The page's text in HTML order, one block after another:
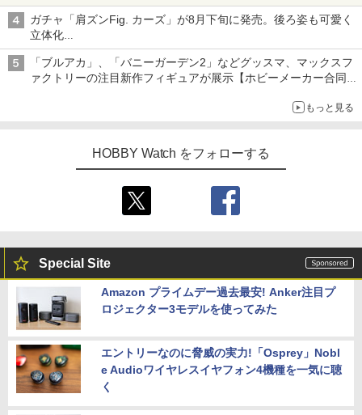
子どもが楽しめるかっぱ寿司ならではの体験とコラボの楽しさを
追求
ガチャ「肩ズンFig. カーズ」が8月下旬に発売。後ろ姿も可愛く
立体化
ライトニング・マックィーンやメーターなど4種がラインナップ
「ブルアカ」、「バニーガーデン2」などグッスマ、マックスフ
ァクトリーの注目新作フィギュアが展示【ホビーメーカー合同展
もっと見る
HOBBY Watch をフォローする
Special Site
Amazon プライムデー過去最安! Anker注目プ
ロジェクター3モデルを使ってみた
エントリーなのに脅威の実力!「Osprey」Nobl
e Audioワイヤレスイヤフォン4機種を一気に聴
く